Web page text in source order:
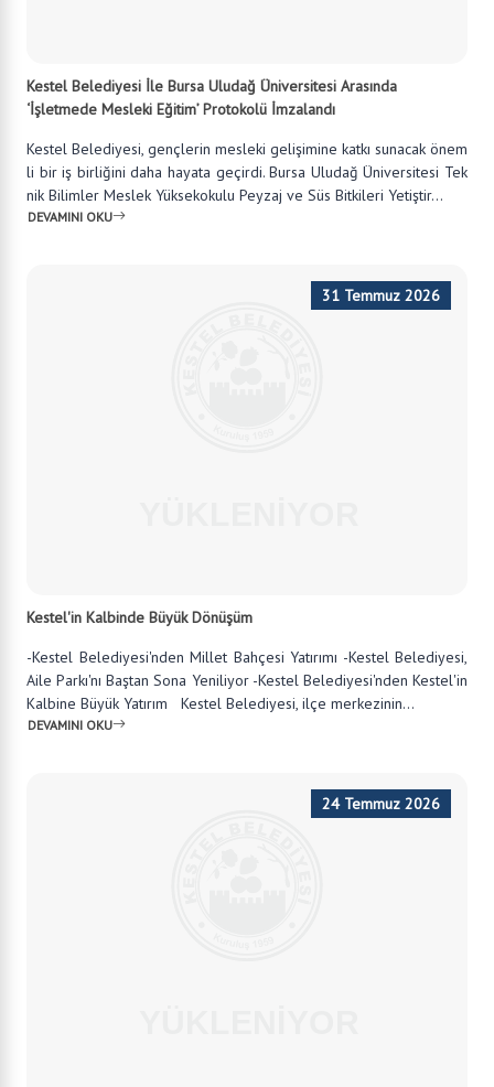
Kestel Belediyesi İle Bursa Uludağ Üniversitesi Arasında
‘İşletmede Mesleki Eğitim’ Protokolü İmzalandı
Kestel Belediyesi, gençlerin mesleki gelişimine katkı sunacak önem
li bir iş birliğini daha hayata geçirdi. Bursa Uludağ Üniversitesi Tek
nik Bilimler Meslek Yüksekokulu Peyzaj ve Süs Bitkileri Yetiştir...
DEVAMINI OKU
31 Temmuz 2026
Kestel'in Kalbinde Büyük Dönüşüm
-Kestel Belediyesi'nden Millet Bahçesi Yatırımı -Kestel Belediyesi,
Aile Parkı'nı Baştan Sona Yeniliyor -Kestel Belediyesi'nden Kestel'in
Kalbine Büyük Yatırım Kestel Belediyesi, ilçe merkezinin...
DEVAMINI OKU
24 Temmuz 2026